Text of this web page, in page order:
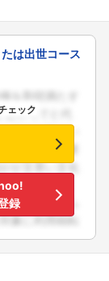
？
は出世コース
ェック
録